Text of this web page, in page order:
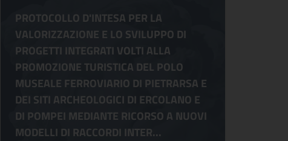
PROTOCOLLO D'INTESA PER LA
VALORIZZAZIONE E LO SVILUPPO DI
PROGETTI INTEGRATI VOLTI ALLA
PROMOZIONE TURISTICA DEL POLO
MUSEALE FERROVIARIO DI PIETRARSA E
DEI SITI ARCHEOLOGICI DI ERCOLANO E
DI POMPEI MEDIANTE RICORSO A NUOVI
MODELLI DI RACCORDI INTER...